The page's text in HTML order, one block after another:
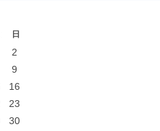
日
2
9
16
23
30